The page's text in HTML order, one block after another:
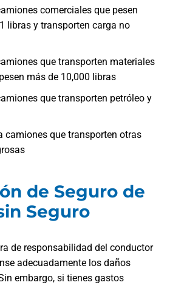
comerciales que pesen
libras y transporten carga no
que transporten materiales
más de 10,000 libras
que transporten petróleo y
camiones que transporten otras
de Seguro de
Seguro
de responsabilidad del conductor
adecuadamente los daños
embargo, si tienes gastos